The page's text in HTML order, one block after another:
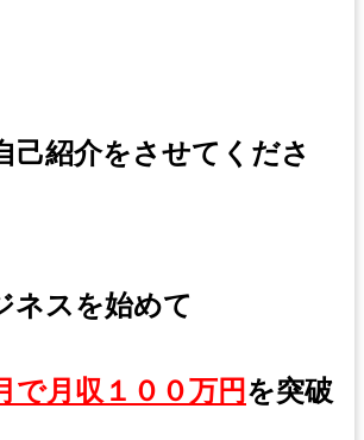
己紹介をさせてくださ
ネスを始めて
で月収１００万円 を突破